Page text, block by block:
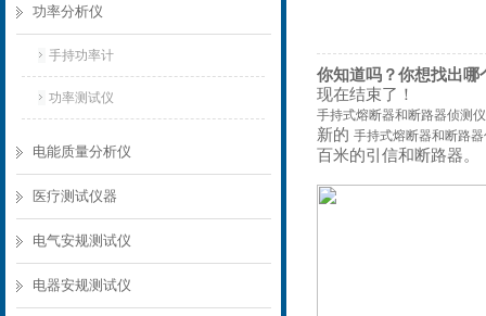
功率分析仪
手持功率计
功率测试仪
电能质量分析仪
医疗测试仪器
电气安规测试仪
电器安规测试仪
你知道吗？你想找出哪
现在结束了！
手持式熔断器和断路器侦测仪
新的 手持式熔断器和断路
百米的引信和断路器。